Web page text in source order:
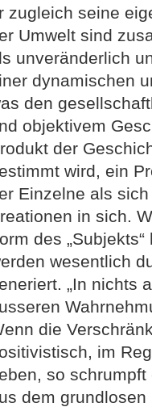
zugleich seine
Umwelt sind
unveränderlich
dynamischen
den
objektivem
der
wird, ein
Einzelne als
in sich.
des
wesentlich
„In nichts
die
im
so
dem